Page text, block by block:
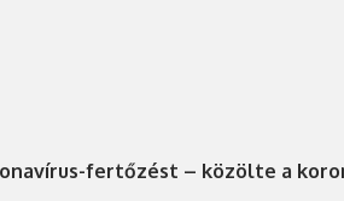
fertőzést – közölte a